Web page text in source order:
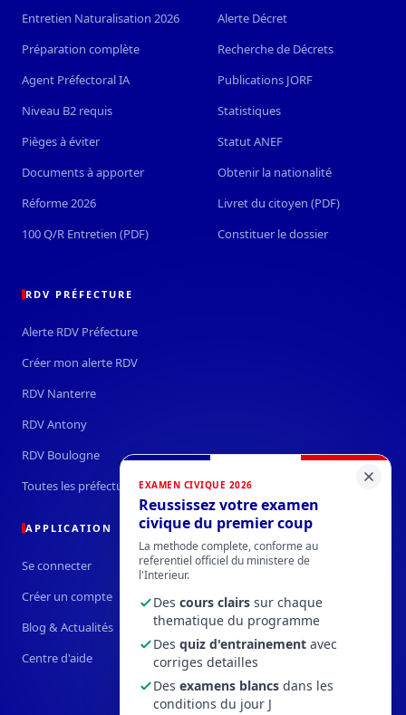
EXAMEN CIVIQUE 2026
Reussissez votre examen
civique du premier coup
La methode complete, conforme au
referentiel officiel du ministere de
l'Interieur.
Des cours clairs sur chaque
thematique du programme
Des quiz d'entrainement avec
corriges detailles
Des examens blancs dans les
conditions du jour J
Entretien Naturalisation 2026
Préparation complète
Agent Préfectoral IA
Niveau B2 requis
Pièges à éviter
Documents à apporter
Réforme 2026
100 Q/R Entretien (PDF)
Alerte Décret
Recherche de Décrets
Publications JORF
Statistiques
Statut ANEF
Obtenir la nationalité
Livret du citoyen (PDF)
Constituer le dossier
RDV PRÉFECTURE
Alerte RDV Préfecture
Créer mon alerte RDV
RDV Nanterre
RDV Antony
RDV Boulogne
Toutes les préfectures →
APPLICATION
Se connecter
Créer un compte
Blog & Actualités
Centre d'aide